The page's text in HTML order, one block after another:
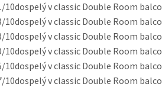
10dospelý v classic Double Room
10dospelý v classic Double Room
10dospelý v classic Double Room
10dospelý v classic Double Room
10dospelý v classic Double Room
10dospelý v classic Double Room